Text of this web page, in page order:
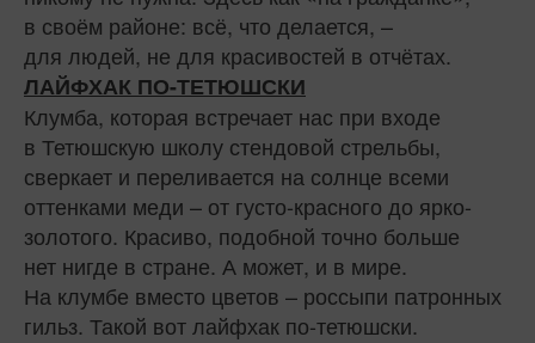
в своём районе: всё, что делается, –
для людей, не для красивостей в отчётах.
ЛАЙФХАК ПО-ТЕТЮШСКИ
Клумба, которая встречает нас при входе
в Тетюшскую школу стендовой стрельбы,
сверкает и переливается на солнце всеми
оттенками меди – от густо-красного до ярко-
золотого. Красиво, подобной точно больше
нет нигде в стране. А может, и в мире.
На клумбе вместо цветов – россыпи патронных
гильз. Такой вот лайфхак по-тетюшски.